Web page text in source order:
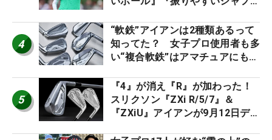
ー』 #女子プロセッティング
4
“軟鉄”アイアンは2種類あるって
知ってた？ 女子プロ使用者も多
い“複合軟鉄”はアマチュアにもオ
5
『4』が消え『R』が加わった！
スリクソン『ZXi R/5/7』＆
『ZXiU』アイアンが9月12日デ